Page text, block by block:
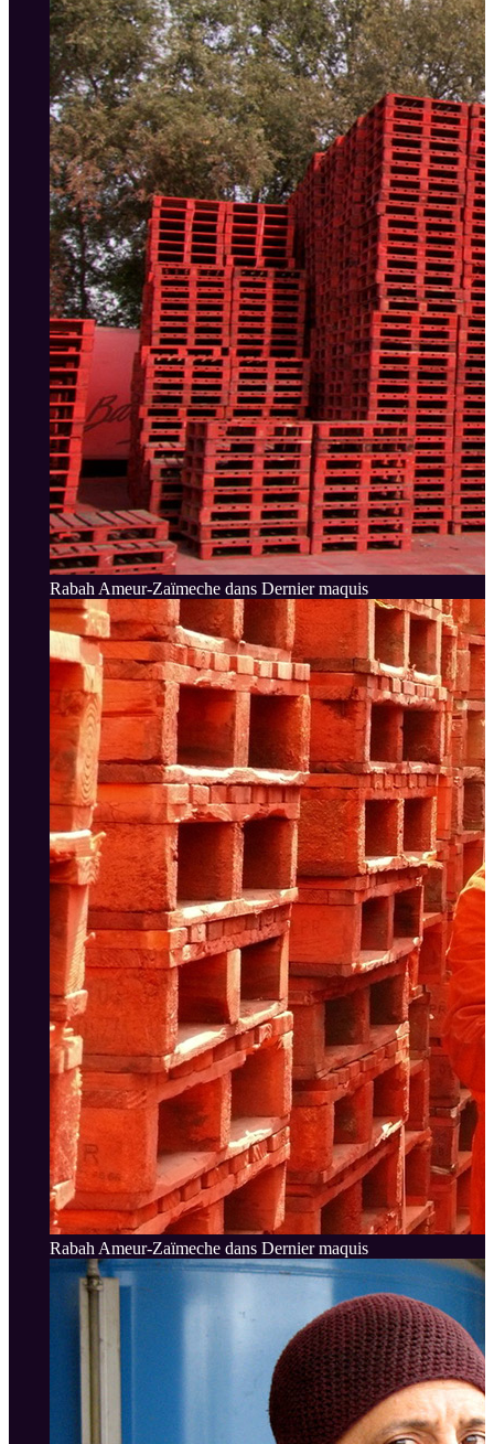
Rabah Ameur-Zaïmeche dans Dernier maquis
Rabah Ameur-Zaïmeche dans Dernier maquis